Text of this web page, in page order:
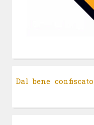
Dal bene